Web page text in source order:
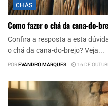
CHÁS
Como fazer o chá da cana-do-
Confira a resposta a esta
o chá da cana-do-brejo? Veja...
POREVANDRO MARQUES 16 DE